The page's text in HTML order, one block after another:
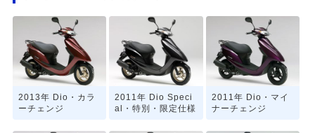
2013年 Dio・カラ
ーチェンジ
2011年 Dio Speci
al・特別・限定仕様
2011年 Dio・マイ
ナーチェンジ